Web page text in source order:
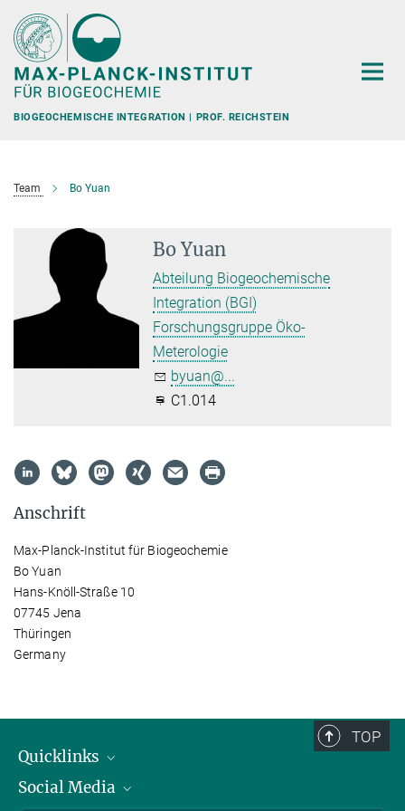
Hauptinhalt
BIOGEOCHEMISCHE INTEGRATION | PROF. REICHSTEIN
Team Bo Yuan
Bo Yuan
Abteilung Biogeochemische
Integration (BGI)
Forschungsgruppe Öko-
Meterologie
byuan@...
C1.014
Anschrift
Max-Planck-Institut für Biogeochemie
Bo Yuan
Hans-Knöll-Straße 10
07745 Jena
Thüringen
Germany
TOP
Quicklinks
IMPRS Graduiertenschule
Social Media